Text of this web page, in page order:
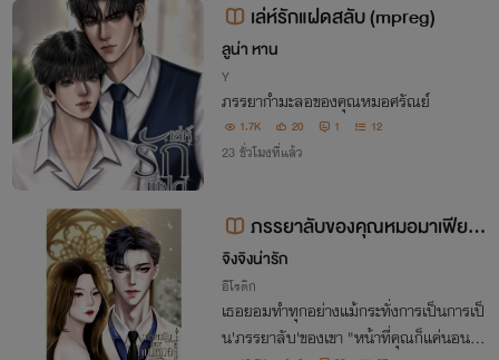
หาเงินเล่ห์รักแฝดสลับ (mpreg)
ลูน่า หาน
Y
ภรรยากำมะลอของคุณหมอศรัณย์
1.7K 20 1 12
23 ชั่วโมงที่แล้ว
ภรรยาลับของคุณหมอมาเฟีย(T
he Mafia Doctor's Secret Wife)
จิงจิงน่ารัก
อีโรติก
เธอยอมทำทุกอย่างแม้กระทั่งการเป็นการเป็
น'ภรรยาลับ'ของเขา "หน้าที่คุณก็แค่นอนให้